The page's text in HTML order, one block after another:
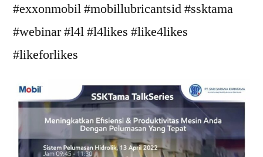
#exxonmobil #mobillubricantsid #ssktama
#webinar #l4l #l4likes #like4likes
#likeforlikes